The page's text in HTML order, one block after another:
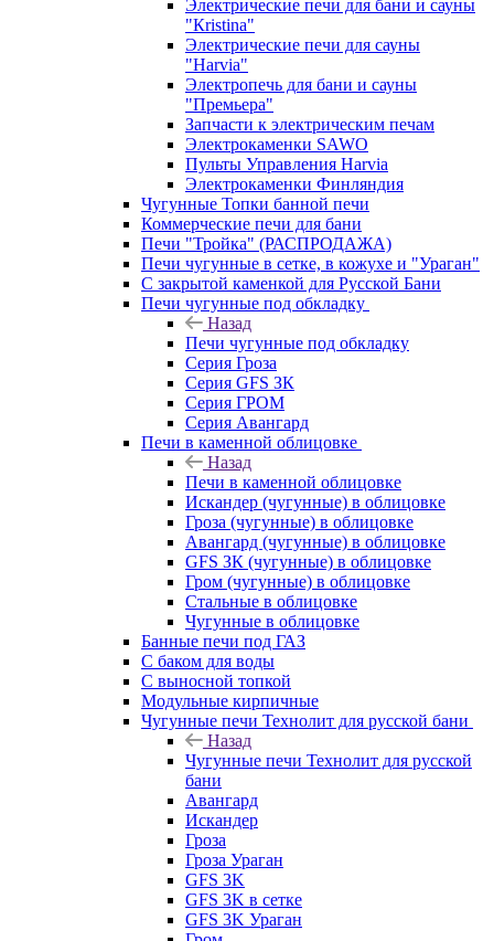
Электрические печи для бани и сауны
"Кristina"
Электрические печи для сауны
"Harvia"
Электропечь для бани и сауны
"Премьера"
Запчасти к электрическим печам
Электрокаменки SAWO
Пульты Управления Harvia
Электрокаменки Финляндия
Чугунные Топки банной печи
Коммерческие печи для бани
Печи "Тройка" (РАСПРОДАЖА)
Печи чугунные в сетке, в кожухе и "Ураган"
С закрытой каменкой для Русской Бани
Печи чугунные под обкладку
Назад
Печи чугунные под обкладку
Серия Гроза
Серия GFS ЗК
Серия ГРОМ
Серия Авангард
Печи в каменной облицовке
Назад
Печи в каменной облицовке
Искандер (чугунные) в облицовке
Гроза (чугунные) в облицовке
Авангард (чугунные) в облицовке
GFS ЗК (чугунные) в облицовке
Гром (чугунные) в облицовке
Стальные в облицовке
Чугунные в облицовке
Банные печи под ГАЗ
С баком для воды
С выносной топкой
Модульные кирпичные
Чугунные печи Технолит для русской бани
Назад
Чугунные печи Технолит для русской
бани
Авангард
Искандер
Гроза
Гроза Ураган
GFS 3K
GFS 3K в сетке
GFS 3K Ураган